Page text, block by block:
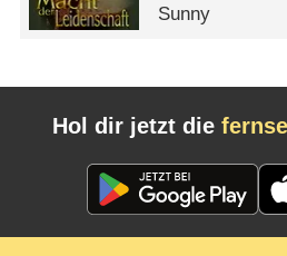
Sunny
Hol dir jetzt die